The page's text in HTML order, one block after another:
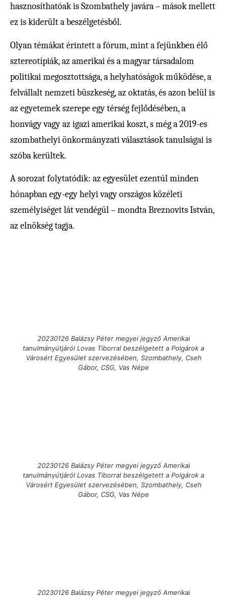
hasznosíthatóak is Szombathely javára – mások mellett
ez is kiderült a beszélgetésből.
Olyan témákat érintett a fórum, mint a fejünkben élő
sztereotípiák, az amerikai és a magyar társadalom
politikai megosztottsága, a helyhatóságok működése, a
felvállalt nemzeti büszkeség, az oktatás, és azon belül is
az egyetemek szerepe egy térség fejlődésében, a
honvágy vagy az igazi amerikai koszt, s még a 2019-es
szombathelyi önkormányzati választások tanulságai is
szóba kerültek.
A sorozat folytatódik: az egyesület ezentúl minden
hónapban egy-egy helyi vagy országos közéleti
személyiséget lát vendégül – mondta Breznovits István,
az elnökség tagja.
20230126 Balázsy Péter megyei jegyző Amerikai
tanulmányútjáról Lovas Tiborral beszélgetett a Polgárok a
Városért Egyesület szervezésében, Szombathely, Cseh
Gábor, CSG, Vas Népe
20230126 Balázsy Péter megyei jegyző Amerikai
tanulmányútjáról Lovas Tiborral beszélgetett a Polgárok a
Városért Egyesület szervezésében, Szombathely, Cseh
Gábor, CSG, Vas Népe
20230126 Balázsy Péter megyei jegyző Amerikai